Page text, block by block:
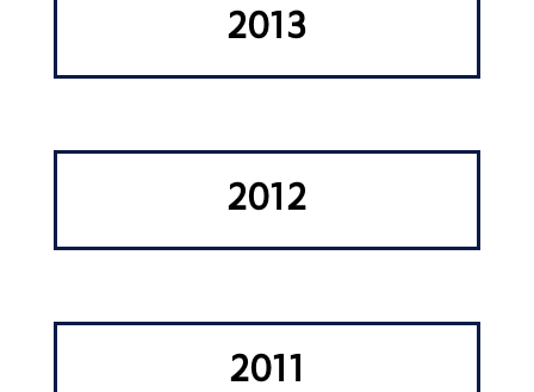
2013
2012
2011